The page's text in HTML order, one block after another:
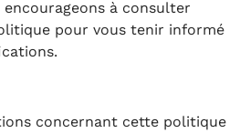
encourageons à consulter
pour vous tenir informé
concernant cette politique